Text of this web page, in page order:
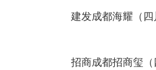
建发成都海耀（
招商成都招商玺